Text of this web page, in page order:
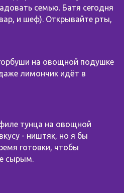
семью. Батя сегодня
и шеф). Открывайте рты,
на овощной подушке
лимончик идёт в
тунца на овощной
- ништяк, но я бы
готовки, чтобы
сырым.